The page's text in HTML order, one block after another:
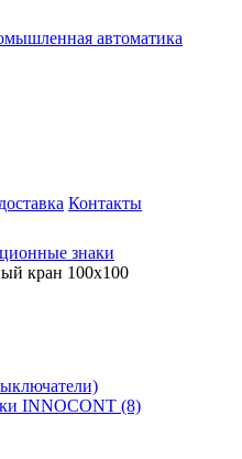
автоматика
Контакты
знаки
кран 100х100
INNOCONT (8)